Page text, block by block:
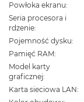
Powłoka ekranu
Seria procesora i
rdzenie
Pojemność dysku
Pamięć RAM
Model karty
graficznej
Karta sieciowa LAN